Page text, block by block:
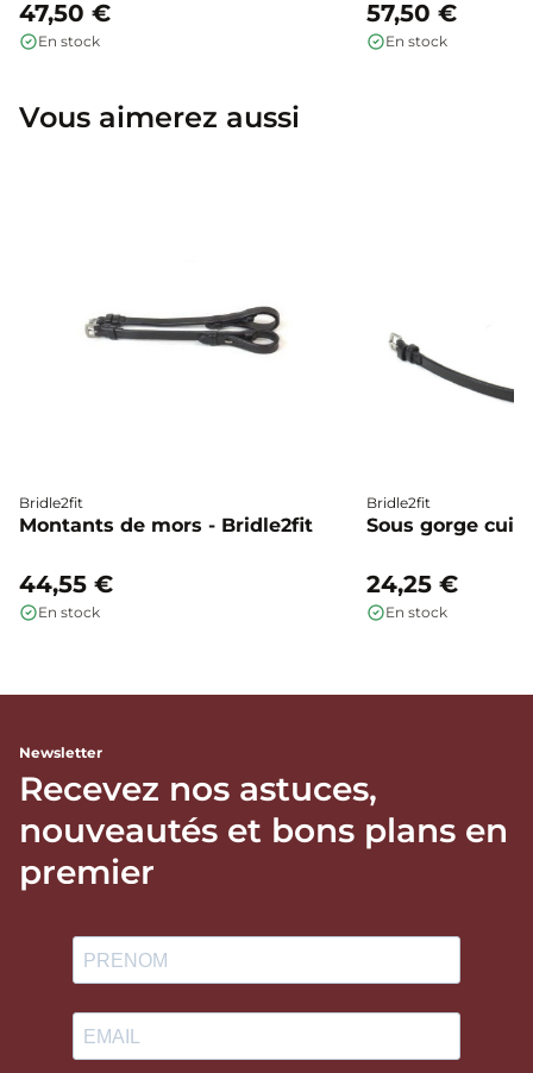
47,50 €
En stock
57,50 €
En stock
Vous aimerez aussi
Bridle2fit
Montants de mors - Bridle2fit
44,55 €
En stock
Bridle2fit
Sous gorge
24,25 €
En stock
Newsletter
Recevez nos astuces,
nouveautés et bons plans en
premier